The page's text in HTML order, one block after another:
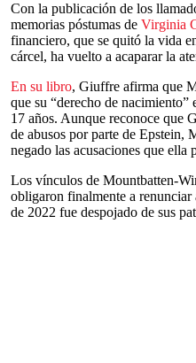
Con la publicación de los
memorias póstumas de Virginia
financiero, que se quitó la vida
cárcel, ha vuelto a acaparar la
En su libro, Giuffre afirma que
que su “derecho de nacimiento”
17 años. Aunque reconoce que
de abusos por parte de Epstein,
negado las acusaciones que ella
Los vínculos de Mountbatten-
obligaron finalmente a renunciar
de 2022 fue despojado de sus